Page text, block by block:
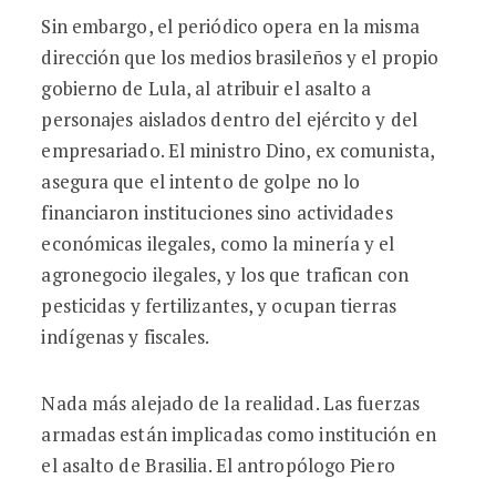
Sin embargo, el periódico opera en la misma
dirección que los medios brasileños y el propio
gobierno de Lula, al atribuir el asalto a
personajes aislados dentro del ejército y del
empresariado. El ministro Dino, ex comunista,
asegura que el intento de golpe no lo
financiaron instituciones sino actividades
económicas ilegales, como la minería y el
agronegocio ilegales, y los que trafican con
pesticidas y fertilizantes, y ocupan tierras
indígenas y fiscales.
Nada más alejado de la realidad. Las fuerzas
armadas están implicadas como institución en
el asalto de Brasilia. El antropólogo Piero